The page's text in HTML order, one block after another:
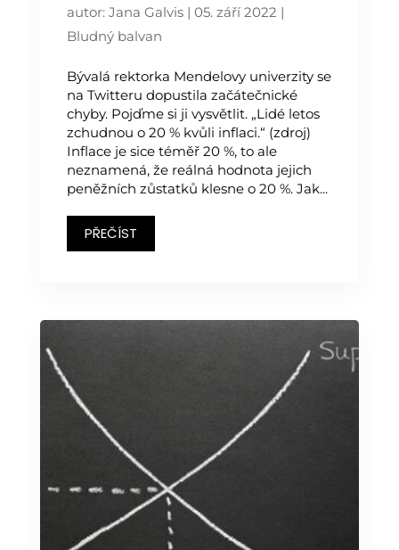
autor: Jana Galvis| 05. září 2022 |
Bludný balvan
Bývalá rektorka Mendelovy univerzity se
na Twitteru dopustila začátečnické
chyby. Pojďme si ji vysvětlit. „Lidé letos
zchudnou o 20 % kvůli inflaci.“ (zdroj)
Inflace je sice téměř 20 %, to ale
neznamená, že reálná hodnota jejich
peněžních zůstatků klesne o 20 %. Jak...
PŘEČÍST